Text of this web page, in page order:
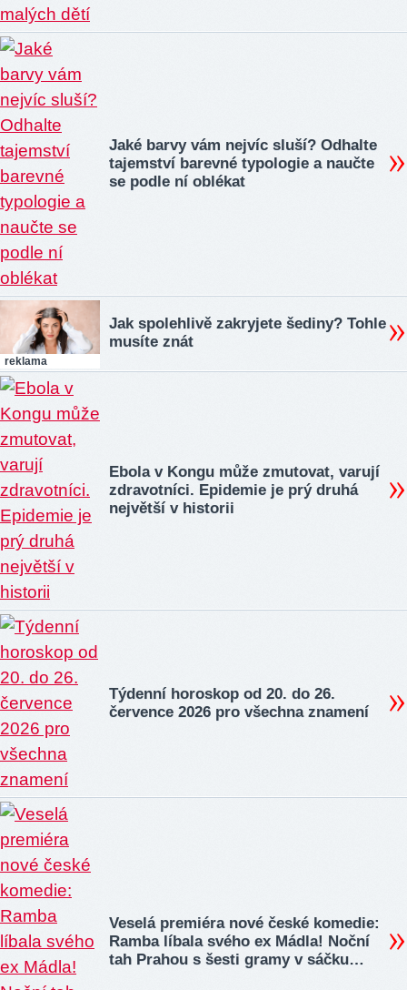
Jaké barvy vám nejvíc sluší? Odhalte
tajemství barevné typologie a naučte
se podle ní oblékat
reklama
Jak spolehlivě zakryjete šediny? Tohle
musíte znát
Ebola v Kongu může zmutovat, varují
zdravotníci. Epidemie je prý druhá
největší v historii
Týdenní horoskop od 20. do 26.
července 2026 pro všechna znamení
Veselá premiéra nové české komedie:
Ramba líbala svého ex Mádla! Noční
tah Prahou s šesti gramy v sáčku…